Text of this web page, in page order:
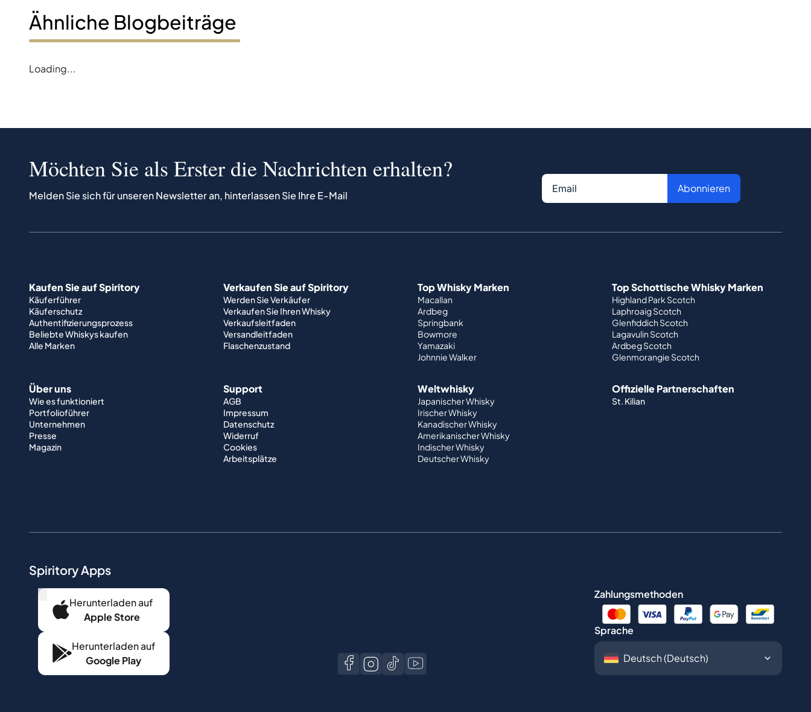
Ähnliche Blogbeiträge
Loading...
Möchten Sie als Erster die Nachrichten erhalten?
Melden Sie sich für unseren Newsletter an, hinterlassen Sie Ihre E-Mail
Abonnieren
Kaufen Sie auf Spiritory
Käuferführer
Käuferschutz
Authentifizierungsprozess
Beliebte Whiskys kaufen
Alle Marken
Verkaufen Sie auf Spiritory
Werden Sie Verkäufer
Verkaufen Sie Ihren Whisky
Verkaufsleitfaden
Versandleitfaden
Flaschenzustand
Top Whisky Marken
Macallan
Ardbeg
Springbank
Bowmore
Yamazaki
Johnnie Walker
Top Schottische Whisky Marken
Highland Park Scotch
Laphroaig Scotch
Glenfiddich Scotch
Lagavulin Scotch
Ardbeg Scotch
Glenmorangie Scotch
Über uns
Wie es funktioniert
Portfolioführer
Unternehmen
Presse
Magazin
Support
AGB
Impressum
Datenschutz
Widerruf
Cookies
Arbeitsplätze
Weltwhisky
Japanischer Whisky
Irischer Whisky
Kanadischer Whisky
Amerikanischer Whisky
Indischer Whisky
Deutscher Whisky
Offizielle Partnerschaften
St. Kilian
Spiritory Apps
Herunterladen auf
Apple Store
Herunterladen auf
Google Play
Zahlungsmethoden
Sprache